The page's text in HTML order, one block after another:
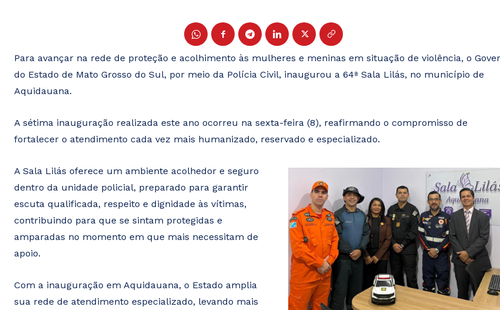
Para avançar na rede de proteção e acolhimento às mulheres e meninas em situação de violência, o
do Estado de Mato Grosso do Sul, por meio da Polícia Civil, inaugurou a 64ª Sala Lilás, no município de
Aquidauana.
A sétima inauguração realizada este ano ocorreu na sexta-feira (8), reafirmando o compromisso de
fortalecer o atendimento cada vez mais humanizado, reservado e especializado.
A Sala Lilás oferece um ambiente acolhedor e seguro
dentro da unidade policial, preparado para garantir
escuta qualificada, respeito e dignidade às vítimas,
contribuindo para que se sintam protegidas e
amparadas no momento em que mais necessitam de
apoio.
Com a inauguração em Aquidauana, o Estado amplia
sua rede de atendimento especializado, levando mais